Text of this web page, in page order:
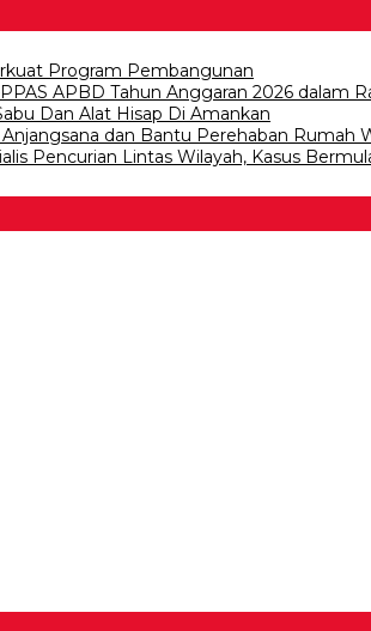
Program Pembangunan
APBD Tahun Anggaran 2026 dalam
Dan Alat Hisap Di Amankan
dan Bantu Perehaban Rumah
Pencurian Lintas Wilayah, Kasus